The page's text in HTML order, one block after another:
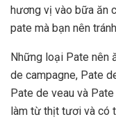
hương vị vào bữa ăn
pate mà bạn nên
Những loại Pate nên
de campagne, Pate
Pate de veau và
làm từ thịt tươi và có